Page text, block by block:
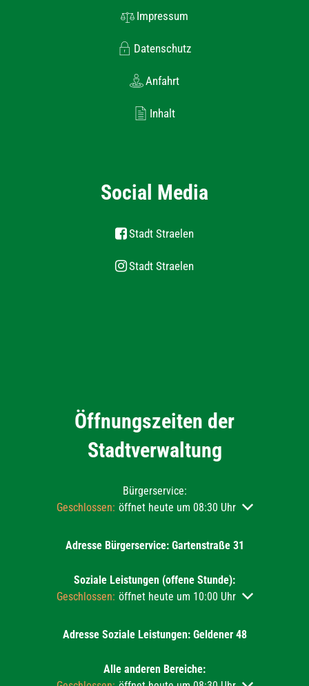
Impressum
Datenschutz
Anfahrt
Inhalt
Social Media
Stadt Straelen
Stadt Straelen
Öffnungszeiten der
Stadtverwaltung
Bürgerservice:
Klicken, um weitere Öffnungs- oder Schließzeiten
Geschlossen: öffnet heute um 08:30 Uhr
Adresse Bürgerservice: Gartenstraße 31
Soziale Leistungen (offene Stunde):
Klicken, um weitere Öffnungs- oder Schließzeiten
Geschlossen: öffnet heute um 10:00 Uhr
Adresse Soziale Leistungen: Geldener 48
Alle anderen Bereiche: